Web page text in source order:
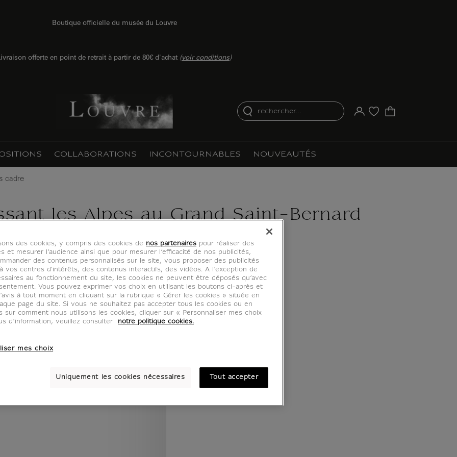
Boutique officielle du musée du Louvre
offerte en point de retrait à partir de 80€ d'achat (voir conditions)
rechercher...
Votre compte
Liste d'achat
COLLABORATIONS INCONTOURNABLES NOUVEAUTÉS
cadre
les Alpes au Grand Saint-Bernard
COULEUR
}} {{ dimensions.legend.unit }}
des cookies, y compris des cookies de nos partenaires pour réaliser des
et mesurer l’audience ainsi que pour mesurer l’efficacité de nos publicités,
des contenus personnalisés sur le site, vous proposer des publicités
vos centres d'intérêts, des contenus interactifs, des vidéos. A l’exception de
au fonctionnement du site, les cookies ne peuvent être déposés qu’avec
Vous pouvez exprimer vos choix en utilisant les boutons ci-après et
à tout moment en cliquant sur la rubrique « Gérer les cookies » située en
page du site. Si vous ne souhaitez pas accepter tous les cookies ou en
sur comment nous utilisons les cookies, cliquer sur « Personnaliser mes choix
d’information, veuillez consulter
notre politique cookies.
mes choix
Uniquement les cookies nécessaires Tout accepter